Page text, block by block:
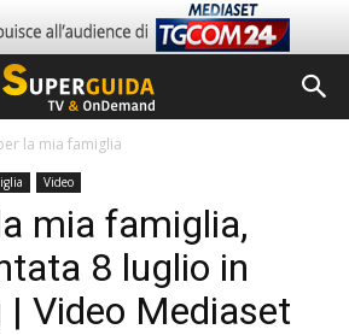
la mia famiglia
Video
mia famiglia,
8 luglio in
Video Mediaset